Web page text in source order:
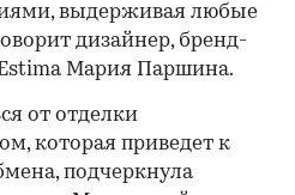
выдерживая любые
дизайнер, бренд-
Мария Паршина.
от отделки
которая приведет к
подчеркнула